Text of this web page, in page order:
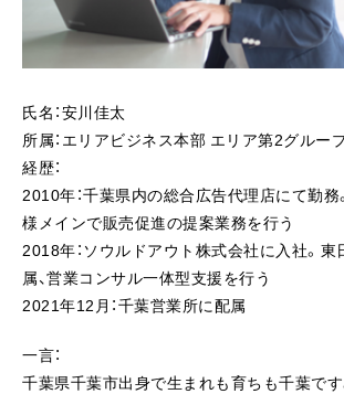
氏名：安川佳太
所属：エリアビジネス本部 エリア第2グルー
経歴：
2010年：千葉県内の総合広告代理店にて勤
様メインで販売促進の提案業務を行う
2018年：ソウルドアウト株式会社に入社。
属、営業コンサル一体型支援を行う
2021年12月：千葉営業所に配属
一言：
千葉県千葉市出身で生まれも育ちも千葉で